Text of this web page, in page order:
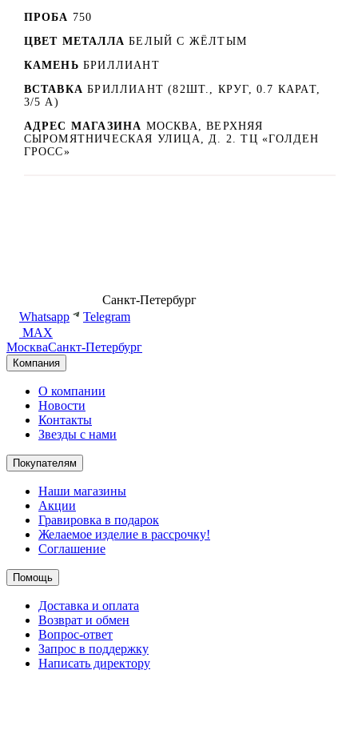
ПРОБА 750
ЦВЕТ МЕТАЛЛА БЕЛЫЙ C ЖЁЛТЫМ
КАМЕНЬ БРИЛЛИАНТ
ВСТАВКА БРИЛЛИАНТ (82ШТ., КРУГ, 0.7 КАРАТ,
3/5 А)
АДРЕС МАГАЗИНА МОСКВА, ВЕРХНЯЯ
СЫРОМЯТНИЧЕСКАЯ УЛИЦА, Д. 2. ТЦ «ГОЛДЕН
ГРОСС»
Санкт-Петербург
Whatsapp
Telegram
MAX
МоскваСанкт-Петербург
Компания
О компании
Новости
Контакты
Звезды с нами
Покупателям
Наши магазины
Акции
Гравировка в подарок
Желаемое изделие в рассрочку!
Соглашение
Помощь
Доставка и оплата
Возврат и обмен
Вопрос-ответ
Запрос в поддержку
Написать директору